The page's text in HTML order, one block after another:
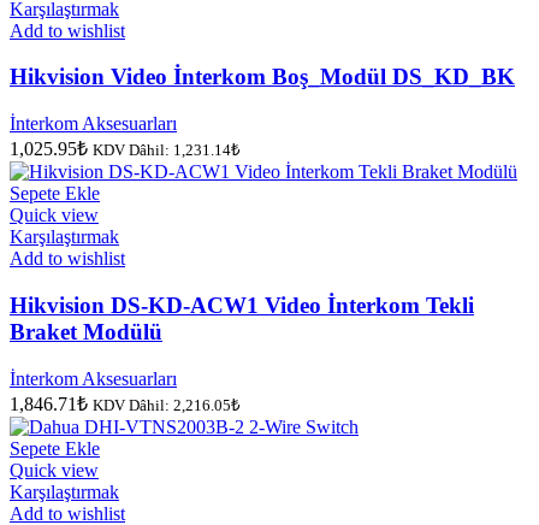
Karşılaştırmak
Add to wishlist
Hikvision Video İnterkom Boş_Modül DS_KD_BK
İnterkom Aksesuarları
1,025.95₺ KDV Dâhil: 1,231.14₺
Sepete Ekle
Quick view
Karşılaştırmak
Add to wishlist
Hikvision DS-KD-ACW1 Video İnterkom Tekli
Braket Modülü
İnterkom Aksesuarları
1,846.71₺ KDV Dâhil: 2,216.05₺
Sepete Ekle
Quick view
Karşılaştırmak
Add to wishlist